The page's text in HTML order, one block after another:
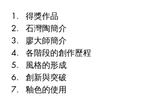
得獎作品
石灣陶簡介
廖大師簡介
各階段的創作歷程
風格的形成
創新與突破
釉色的使用